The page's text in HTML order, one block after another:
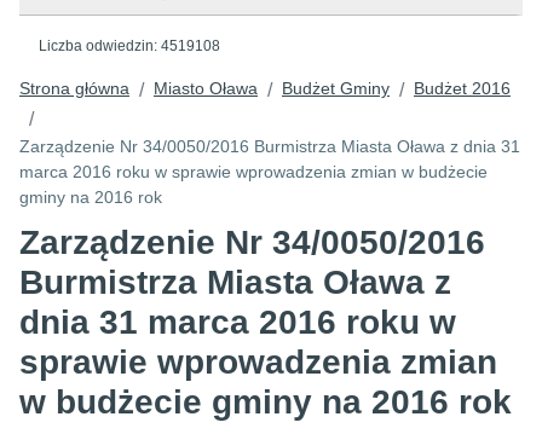
Liczba odwiedzin: 4519108
Strona główna / Miasto Oława / Budżet Gminy / Budżet 2016
/
Zarządzenie Nr 34/0050/2016 Burmistrza Miasta Oława z dnia 31
marca 2016 roku w sprawie wprowadzenia zmian w budżecie
gminy na 2016 rok
Zarządzenie Nr 34/0050/2016
Burmistrza Miasta Oława z
dnia 31 marca 2016 roku w
sprawie wprowadzenia zmian
w budżecie gminy na 2016 rok